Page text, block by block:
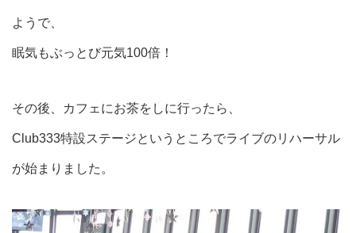
ようで、
眠気もぶっとび元気100倍！
その後、カフェにお茶をしに行ったら、
Club333特設ステージというところでライブのリハーサル
が始まりました。